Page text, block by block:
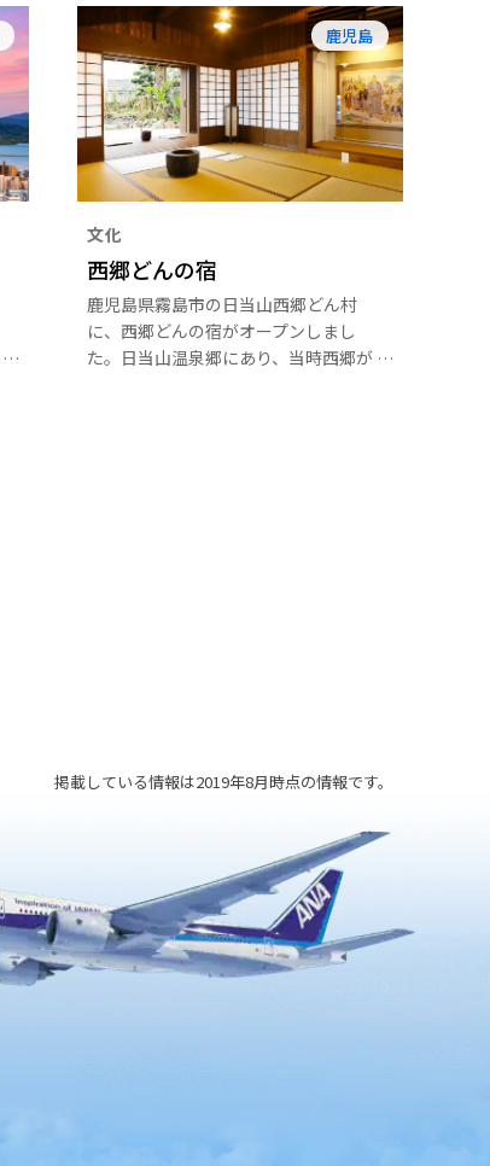
鹿児島
文化
西郷どんの宿
鹿児島県霧島市の日当山西郷どん村
に、西郷どんの宿がオープンしまし
た。日当山温泉郷にあり、当時西郷が
掲載している情報は2019年8月時点の情報です。